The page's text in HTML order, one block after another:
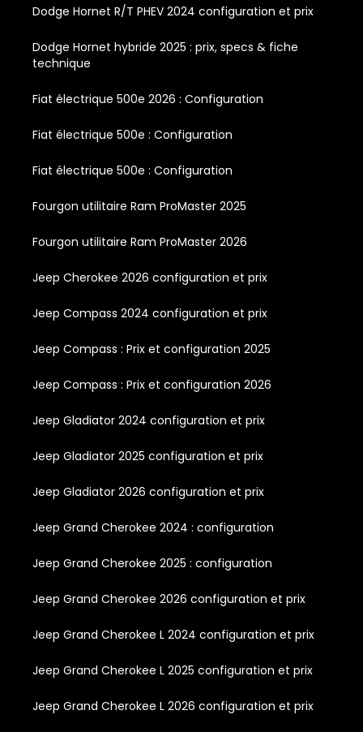
Dodge Hornet R/T PHEV 2024 configuration et prix
Dodge Hornet hybride 2025 : prix, specs & fiche
technique
Fiat électrique 500e 2026 : Configuration
Fiat électrique 500e : Configuration
Fiat électrique 500e : Configuration
Fourgon utilitaire Ram ProMaster 2025
Fourgon utilitaire Ram ProMaster 2026
Jeep Cherokee 2026 configuration et prix
Jeep Compass 2024 configuration et prix
Jeep Compass : Prix et configuration 2025
Jeep Compass : Prix et configuration 2026
Jeep Gladiator 2024 configuration et prix
Jeep Gladiator 2025 configuration et prix
Jeep Gladiator 2026 configuration et prix
Jeep Grand Cherokee 2024 : configuration
Jeep Grand Cherokee 2025 : configuration
Jeep Grand Cherokee 2026 configuration et prix
Jeep Grand Cherokee L 2024 configuration et prix
Jeep Grand Cherokee L 2025 configuration et prix
Jeep Grand Cherokee L 2026 configuration et prix